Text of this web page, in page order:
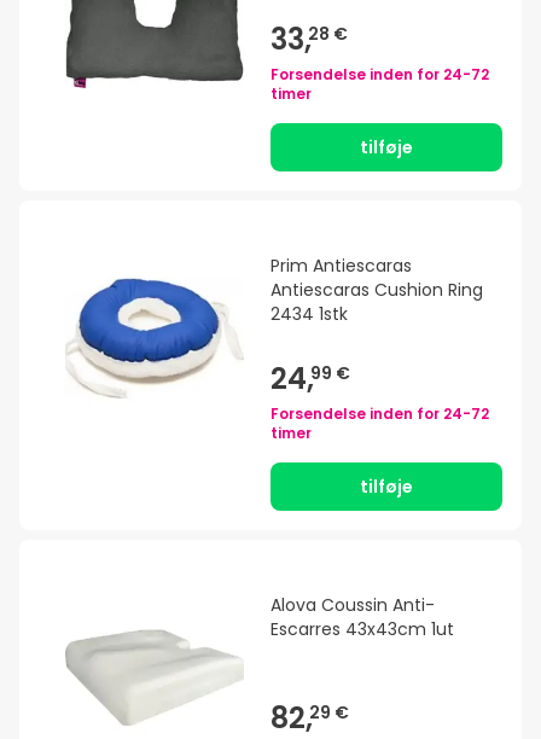
33,28 €
Forsendelse inden for 24-72
timer
tilføje
Prim Antiescaras
Antiescaras Cushion Ring
2434 1stk
24,99 €
Forsendelse inden for 24-72
timer
tilføje
Alova Coussin Anti-
Escarres 43x43cm 1ut
82,29 €